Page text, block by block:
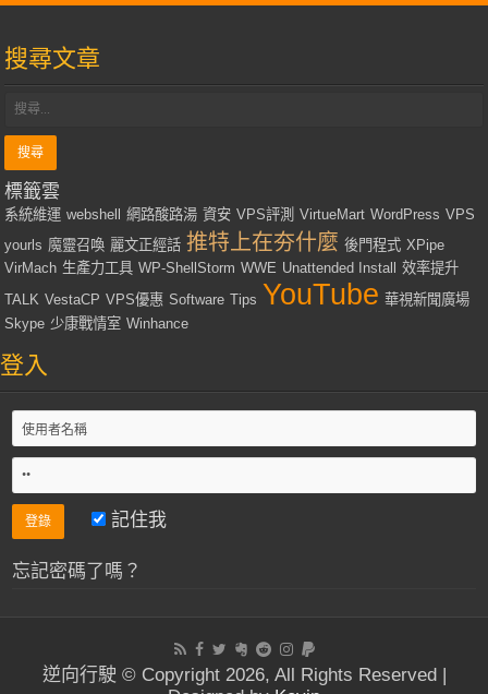
搜尋文章
標籤雲
系統維運 webshell 網路酸路湯 資安 VPS評測 VirtueMart WordPress VPS
yourls 魔靈召喚 麗文正經話 推特上在夯什麼 後門程式 XPipe
VirMach 生產力工具 WP-ShellStorm WWE Unattended Install
效率提升
TALK VestaCP VPS優惠 Software Tips YouTube 華視新聞廣場
Skype 少康戰情室 Winhance
登入
記住我
忘記密碼了嗎？
逆向行駛 © Copyright 2026, All Rights Reserved |